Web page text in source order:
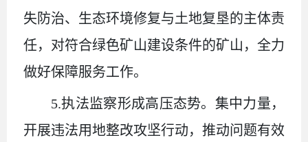
失防治、生态环境修复与土地复垦的主体责
任，对符合绿色矿山建设条件的矿山，全力
做好保障服务工作。
5.执法监察形成高压态势。集中力量，
开展违法用地整改攻坚行动，推动问题有效